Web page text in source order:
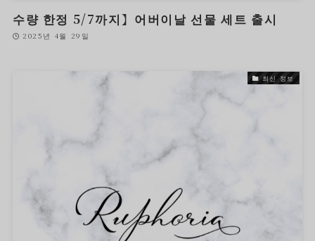
수량 한정 5/7까지】어버이날 선물 세트 출시
2025년 4월 29일
최신 정보